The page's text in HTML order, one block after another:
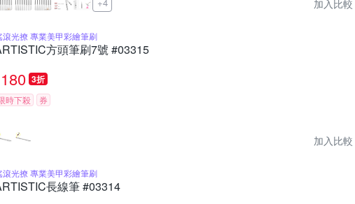
加入比較
滾光撩 專業美甲彩繪筆刷
方頭筆刷7號 #03315
180 3折
時下殺 券
加入比較
滾光撩 專業美甲彩繪筆刷
長線筆 #03314